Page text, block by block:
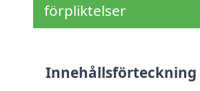
förpliktelser
Innehållsförteckning